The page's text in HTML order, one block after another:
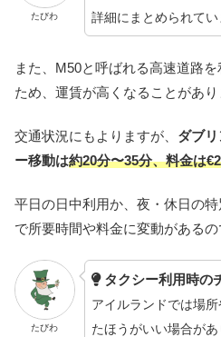
たびわ
詳細にまとめられてい
また、M50と呼ばれる高速道路
ため、運賃が高くなることがあり
交通状況にもよりますが、 ダブ
ー移動は約20分〜35分、料金は
平日の日中利用か、夜・休日の
で所要時間や料金に変動があるの
たびわ
タクシー利用時の
アイルランドでは場
たほうがいい場合があ